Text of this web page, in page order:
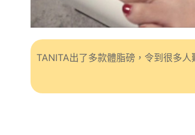
TANITA出了多款體脂磅，令到很多